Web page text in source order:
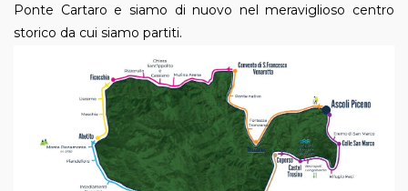
Ponte Cartaro e siamo di nuovo nel meraviglioso centro
storico da cui siamo partiti.